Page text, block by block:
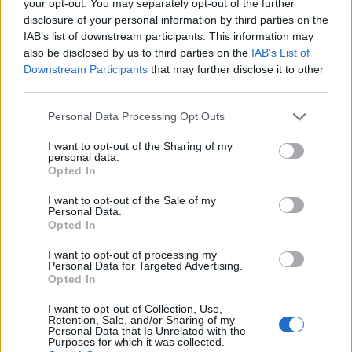
your opt-out. You may separately opt-out of the further
disclosure of your personal information by third parties on the
IAB’s list of downstream participants. This information may
also be disclosed by us to third parties on the IAB’s List of
Downstream Participants that may further disclose it to other
Personal Data Processing Opt Outs
I want to opt-out of the Sharing of my
personal data.
Opted In
I want to opt-out of the Sale of my
Personal Data.
Opted In
I want to opt-out of processing my
Personal Data for Targeted Advertising.
Opted In
I want to opt-out of Collection, Use,
Retention, Sale, and/or Sharing of my
Personal Data that Is Unrelated with the
Purposes for which it was collected.
de Óbidos). Jorge Sampaio, membro da Comissão
Executiva da TCP, esteve também presente.
Artigo anterior
Ílhavo: Orçamento de 2025
aumentará a Coesão Social
Próximo artigo
profissional e secundário
de Anadia recebem bolsas